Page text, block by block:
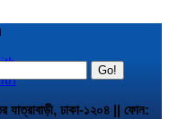
যাত্রাবাড়ী, ঢাকা-১২০৪ || ফোন: